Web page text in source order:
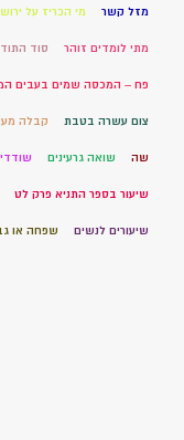
מזל קשר מי הכריז על
מתי לומדים זוהר סוד
פח – המכסה שמים בעבים
צום עשרה בטבת קבלה
שה שואה גרעינים
שיעור בספר התניא פרק לט
שיעורים לנשים שפחה או